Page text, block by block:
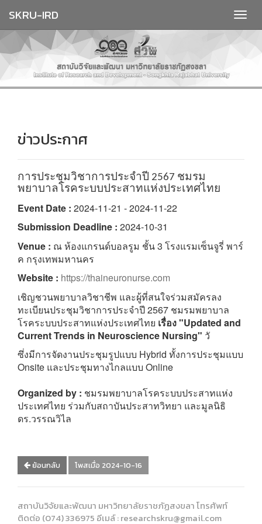
SKRU-IRD
ข่าวประกาศ
การประชุมวิชาการประจำปี 2567 ชมรม
พยาบาลโรคระบบประสาทแห่งประเทศไทย
Event Date : 2024-11-21 - 2024-11-22
Submission Deadline : 2024-10-31
Venue : ณ ห้องแกรนด์บอลรูม ชั้น 3 โรงแรมเซ็นจูรี่ พาร์
ค กรุงเทพมหานคร
Website : https://thaineuronurse.com
เชิญชวนพยาบาลวิชาชีพ และผู้ที่สนใจร่วมสมัครลง
ทะเบียนประชุมวิชาการประจำปี 2567 ชมรมพยาบาล
โรคระบบประสาทแห่งประเทศไทย เรื่อง "Updated and
Current Trends in Neuroscience Nursing" วั
ซึ่งมีการจัดงานประชุมรูปแบบ Hybrid ทั้งการประชุมแบบ
Onsite และประชุมทางไกลแบบ Online
Organized by : ชมรมพยาบาลโรคระบบประสาทแห่ง
ประเทศไทย ร่วมกับสถาบันประสาทวิทยา และมูลนิธิ
ดร.วรรณวิไล
ย้อนกลับ โพสเมื่อ 2024-10-16
สถาบันวิจัยและพัฒนา มหาวิทยาลัยราชภัฏสงขลา โทรศัพท์
ติดต่อ (074) 336975 อีเมล์ : researchskru@gmail.com